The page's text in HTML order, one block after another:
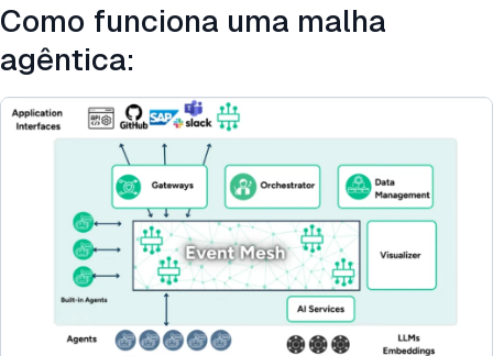
Como funciona uma malha
agêntica: